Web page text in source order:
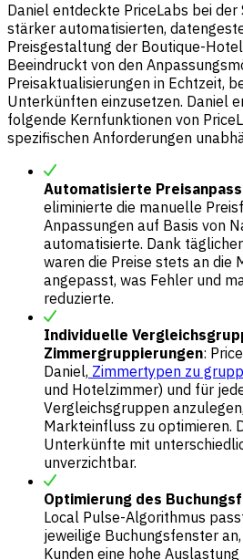
Daniel entdeckte PriceLabs bei der
stärker automatisierten,
Preisgestaltung der Boutique-
Beeindruckt von den
Preisaktualisierungen in Echtzeit,
Unterkünften einzusetzen. Daniel
folgende Kernfunktionen von
spezifischen Anforderungen
Automatisierte
eliminierte die manuelle
Anpassungen auf Basis von
automatisierte. Dank
waren die Preise stets an die
angepasst, was Fehler und
reduzierte.
Individuelle
Zimmergruppierungen:
Daniel, Zimmertypen zu
und Hotelzimmer) und für
Vergleichsgruppen
Markteinfluss zu optimieren.
Unterkünfte mit
unverzichtbar.
Optimierung des
Local Pulse-Algorithmus
jeweilige Buchungsfenster
Kunden eine hohe